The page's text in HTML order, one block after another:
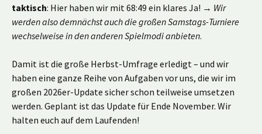
taktisch: Hier haben wir mit 68:49 ein klares Ja! → Wir
werden also demnächst auch die großen Samstags-Turniere
wechselweise in den anderen Spielmodi anbieten.
Damit ist die große Herbst-Umfrage erledigt – und wir
haben eine ganze Reihe von Aufgaben vor uns, die wir im
großen 2026er-Update sicher schon teilweise umsetzen
werden. Geplant ist das Update für Ende November. Wir
halten euch auf dem Laufenden!